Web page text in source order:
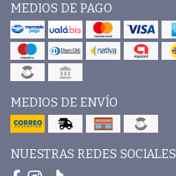
MEDIOS DE PAGO
MEDIOS DE ENVÍO
NUESTRAS REDES SOCIALES